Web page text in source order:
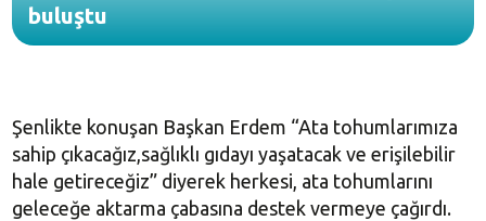
buluştu
Şenlikte konuşan Başkan Erdem “Ata tohumlarımıza
sahip çıkacağız,sağlıklı gıdayı yaşatacak ve erişilebilir
hale getireceğiz” diyerek herkesi, ata tohumlarını
geleceğe aktarma çabasına destek vermeye çağırdı.